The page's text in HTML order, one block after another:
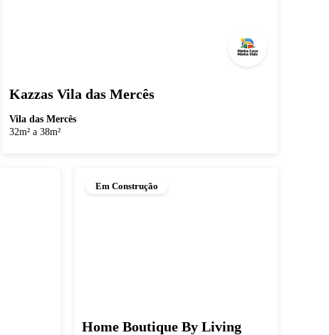
Kazzas Vila das Mercês
Vila das Mercês
32m² a 38m²
Em Construção
Home Boutique By Living